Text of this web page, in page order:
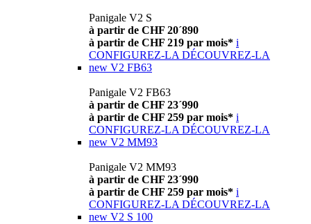
Panigale V2 S
à partir de CHF 20´890
à partir de CHF 219 par mois* i
CONFIGUREZ-LA DÉCOUVREZ-LA
new V2 FB63
Panigale V2 FB63
à partir de CHF 23´990
à partir de CHF 259 par mois* i
CONFIGUREZ-LA DÉCOUVREZ-LA
new V2 MM93
Panigale V2 MM93
à partir de CHF 23´990
à partir de CHF 259 par mois* i
CONFIGUREZ-LA DÉCOUVREZ-LA
new V2 S 100